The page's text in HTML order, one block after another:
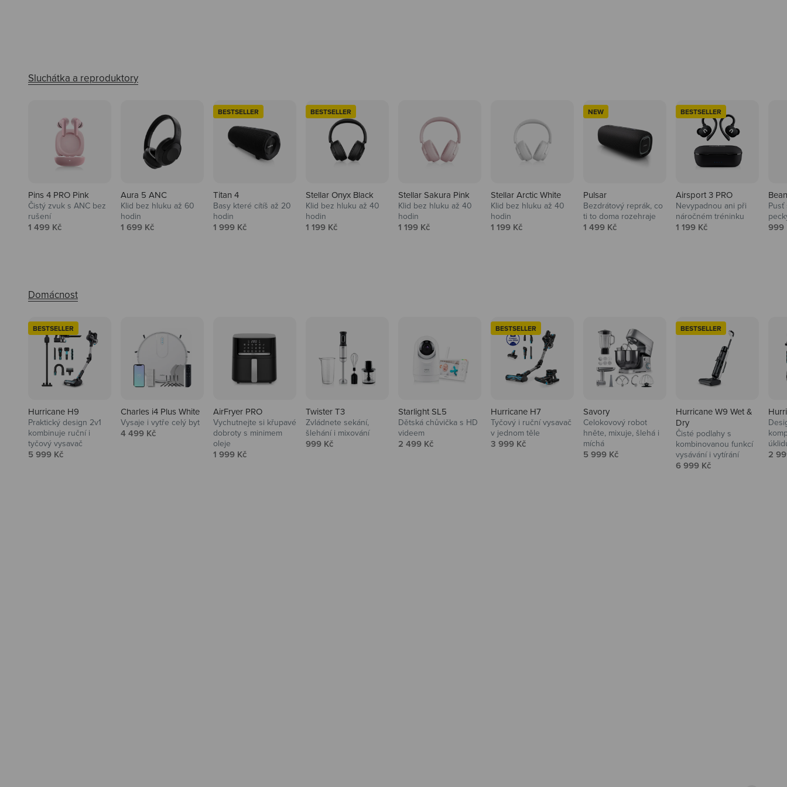
Pins 4 PRO Pink
Čistý zvuk s ANC bez
rušení
Prodejní cena
1 499 Kč
Aura 5 ANC
Klid bez hluku až 60
hodin
Prodejní cena
1 699 Kč
BESTSELLER
Titan 4
Basy které cítíš až 20
hodin
Prodejní cena
1 999 Kč
BESTSELLER
Stellar Onyx Black
Klid bez hluku až 40
hodin
Prodejní cena
1 199 Kč
Stellar Sakura Pink
Klid bez hluku až 40
hodin
Prodejní cena
1 199 Kč
Stellar Arctic White
Klid bez hluku až 40
hodin
Prodejní cena
1 199 Kč
NEW
Pulsar
Bezdrátový reprák, co
ti to doma rozehraje
Prodejní cena
1 499 Kč
BESTSELLER
Airsport 3 PRO
Nevypadnou ani při
náročném tréninku
Prodejní cena
1 199 Kč 999
BESTSELLER
Hurricane H9
Praktický design 2v1
kombinuje ruční i
tyčový vysavač
Prodejní cena
5 999 Kč
Charles i4 Plus White
Vysaje i vytře celý byt
Prodejní cena
4 499 Kč
AirFryer PRO
Vychutnejte si křupavé
dobroty s minimem
oleje
Prodejní cena
1 999 Kč
Twister T3
Zvládnete sekání,
šlehání i mixování
Prodejní cena
999 Kč
Starlight SL5
Dětská chůvička s HD
videem
Prodejní cena
2 499 Kč
BESTSELLER
Hurricane H7
Tyčový i ruční vysavač
v jednom těle
Prodejní cena
3 999 Kč
Savory
Celokovový robot
hněte, mixuje, šlehá i
míchá
Prodejní cena
5 999 Kč
BESTSELLER
Hurricane W9 Wet &
Dry
Čisté podlahy s
kombinovanou funkcí
vysávání i vytírání
Prodejní cena
6 999 Kč
2
Audio
Niceboy sluchátka a repráky ti
padnou do noty.
Domácnost
Vysavače, parťáci do kuchyně i